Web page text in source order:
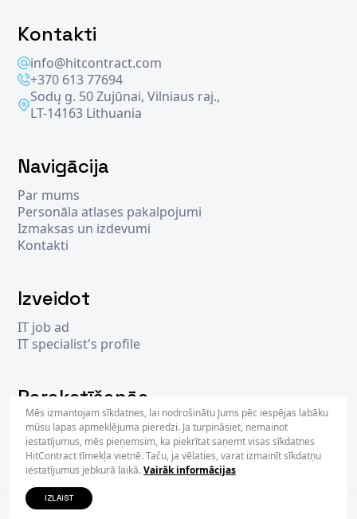
IZLAIST
Mēs izmantojam sīkdatnes, lai nodrošinātu Jums pēc iespējas labāku
mūsu lapas apmeklējuma pieredzi. Ja turpināsiet, nemainot
iestatījumus, mēs pieņemsim, ka piekrītat saņemt visas sīkdatnes
HitContract tīmekļa vietnē. Taču, ja vēlaties, varat izmainīt sīkdatņu
iestatījumus jebkurā laikā.Vairāk informācijas
Kontakti
info@hitcontract.com
+370 613 77694
Sodų g. 50 Zujūnai, Vilniaus raj.,
LT-14163 Lithuania
Navigācija
Par mums
Personāla atlases pakalpojumi
Izmaksas un izdevumi
Kontakti
Izveidot
IT job ad
IT specialist's profile
Parakstīšanās